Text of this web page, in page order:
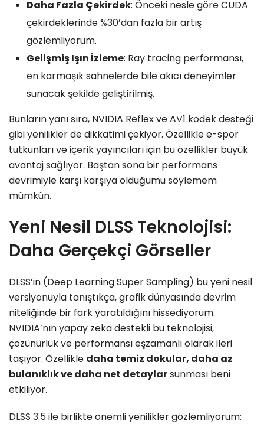
Daha Fazla Çekirdek: Önceki nesle göre CUDA
çekirdeklerinde %30’dan fazla bir artış
gözlemliyorum.
Gelişmiş Işın İzleme: Ray tracing performansı,
en karmaşık sahnelerde bile akıcı deneyimler
sunacak şekilde geliştirilmiş.
Bunların yanı sıra, NVIDIA Reflex ve AV1 kodek desteği
gibi yenilikler de dikkatimi çekiyor. Özellikle e-spor
tutkunları ve içerik yayıncıları için bu özellikler büyük
avantaj sağlıyor. Baştan sona bir performans
devrimiyle karşı karşıya olduğumu söylemem
mümkün.
Yeni Nesil DLSS Teknolojisi:
Daha Gerçekçi Görseller
DLSS’in (Deep Learning Super Sampling) bu yeni nesil
versiyonuyla tanıştıkça, grafik dünyasında devrim
niteliğinde bir fark yaratıldığını hissediyorum.
NVIDIA’nın yapay zeka destekli bu teknolojisi,
çözünürlük ve performansı eşzamanlı olarak ileri
taşıyor. Özellikle daha temiz dokular, daha az
bulanıklık ve daha net detaylarsunması beni
etkiliyor.
DLSS 3.5 ile birlikte önemli yenilikler gözlemliyorum: